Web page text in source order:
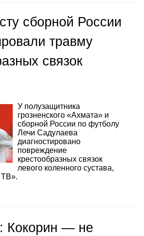
сборной России
травму
связок
У полузащитника
грозненского «Ахмата» и
сборной России по футболу
Лечи Садулаева
диагностировано
повреждение
крестообразных связок
левого коленного сустава,
ТВ».
Кокорин — не